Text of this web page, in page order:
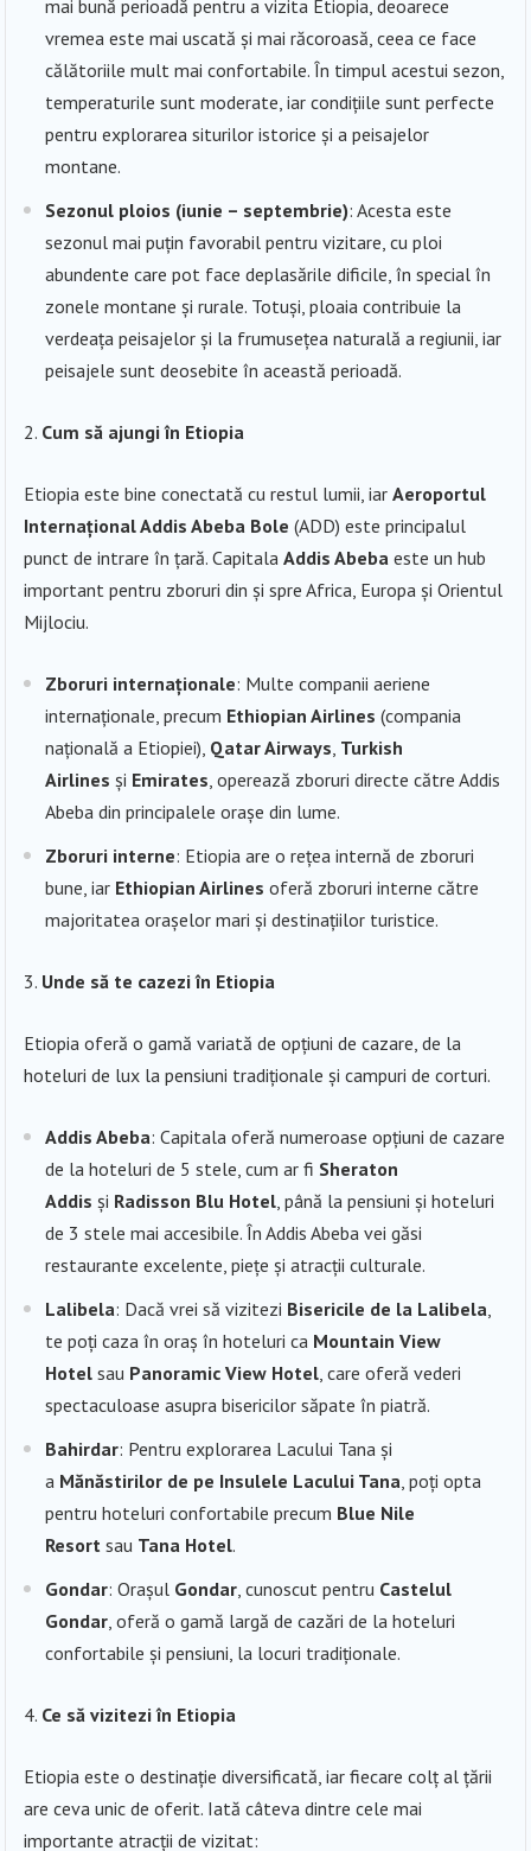
mai bună perioadă pentru a vizita Etiopia, deoarece
vremea este mai uscată și mai răcoroasă, ceea ce face
călătoriile mult mai confortabile. În timpul acestui sezon,
temperaturile sunt moderate, iar condițiile sunt perfecte
pentru explorarea siturilor istorice și a peisajelor
montane.
Sezonul ploios (iunie – septembrie): Acesta este
sezonul mai puțin favorabil pentru vizitare, cu ploi
abundente care pot face deplasările dificile, în special în
zonele montane și rurale. Totuși, ploaia contribuie la
verdeața peisajelor și la frumusețea naturală a regiunii, iar
peisajele sunt deosebite în această perioadă.
Cum să ajungi în Etiopia
Etiopia este bine conectată cu restul lumii, iarAeroportul
Internațional Addis Abeba Bole (ADD) este principalul
punct de intrare în țară. CapitalaAddis Abeba este un hub
important pentru zboruri din și spre Africa, Europa și Orientul
Mijlociu.
Zboruri internaționale: Multe companii aeriene
internaționale, precum Ethiopian Airlines (compania
națională a Etiopiei), Qatar Airways Turkish
Airlines și Emirates , operează zboruri directe către Addis
Abeba din principalele orașe din lume.
Zboruri interne: Etiopia are o rețea internă de zboruri
bune, iar Ethiopian Airlines oferă zboruri interne către
majoritatea orașelor mari și destinațiilor turistice.
Unde să te cazezi în Etiopia
Etiopia oferă o gamă variată de opțiuni de cazare, de la
hoteluri de lux la pensiuni tradiționale și campuri de corturi.
Addis Abeba: Capitala oferă numeroase opțiuni de cazare
de la hoteluri de 5 stele, cum ar fi Sheraton
Addis și Radisson Blu Hotel , până la pensiuni și hoteluri
de 3 stele mai accesibile. În Addis Abeba vei găsi
restaurante excelente, piețe și atracții culturale.
Lalibela: Dacă vrei să vizitezi Bisericile de la Lalibela
te poți caza în oraș în hoteluri ca Mountain View
Hotel sau Panoramic View Hotel , care oferă vederi
spectaculoase asupra bisericilor săpate în piatră.
Bahirdar: Pentru explorarea Lacului Tana și
a Mănăstirilor de pe Insulele Lacului Tana , poți opta
pentru hoteluri confortabile precum Blue Nile
Resort sau Tana Hotel.
Gondar: Orașul Gondar , cunoscut pentru Castelul
Gondar , oferă o gamă largă de cazări de la hoteluri
confortabile și pensiuni, la locuri tradiționale.
Ce să vizitezi în Etiopia
Etiopia este o destinație diversificată, iar fiecare colț al țării
are ceva unic de oferit. Iată câteva dintre cele mai
importante atracții de vizitat: